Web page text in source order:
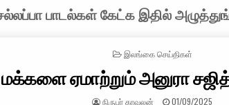
பாடல்கள் கேட்க இதில்
POSTED IN
இலங்கை செய்திகள்
மக்களை ஏமாற்றும் அனுரா
AUTHOR:
நிருபர் காவலன் PUBLISHED DATE:
01/09/2025